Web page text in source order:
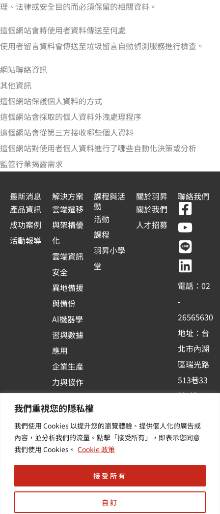
我們重視您的隱私權
我們使用 Cookies 以提升您的瀏覽體驗、提供個人化的廣告或
內容，並分析我們的流量。點擊「接受所有」，即表示您同意
我們使用 Cookies。 Cookie 政策
自訂
接受所有
理、法律或安全目的而必須保留的相關資料。
這個網站會將使用者資料傳送至何處
使用者留言資料會傳送至垃圾留言自動偵測服務進行檢查。
網站聯絡資訊
其他資訊
這個網站保護個人資料的方式
這個網站會採取的個人資料外洩處理程序
這個網站會從第三方接收哪些個人資料
這個網站對使用者個人資料進行了哪些自動化決策或分析
監管行業揭露需求
最新消息
產品資訊
成功案例
活動報導
解決方案
雲端遷移
與架構優
化
雲端資訊
安全
異地備援
與備份
Al機器學
習與數據
應用
企業生產
力與協作
台應用
其他／加
值服務
課程與活
動
活動
課程
羽昇小學
堂
關於羽昇
關於我們
人才招募
聯絡我們
F
a
c
e
b
o
o
k
-
s
q
u
a
r
Y
o
u
t
u
b
e
L
i
n
e
L
i
n
k
e
d
i
n
電話：02
-
26565630
地址：台
北市內湖
區瑞光路
513巷33
號6樓
新訊 | 提
供您最新